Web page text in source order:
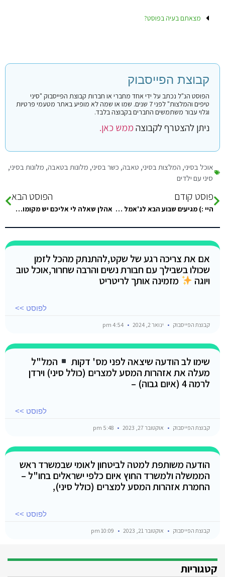
מצאתם בעיה בפוסט?
קבוצת הפייסבוק
הפוסט הנ"ל נכתב על ידי אחד מחברי או חברות קבוצת הפייסבוק "סיני
טיפים והמלצות" לפני 7 שנים. שמו או שמה לא מופיע באתר מטעמי פרטיות
וגלוי עבור משתמשים החברים בקבוצה בלבד.
ניתן להצטרף לקבוצהממש כאן.
אוכל בסיני, המלצות בסיני, טאבה, כשר בסיני, מלונות בטאבה, מלונות בסיני,
סיני עם ילדים
פוסט קודם
היי :) מגיעים שבוע הבא לג'אמל קאמפ עקב המלצות מהקבוצה (כן, יש אנשים שיודעים להשתמש בשורת החיפוש ;) ).. מה שלא…
הפוסט הבא
אהלן שאלה לי אליכם יש מקומות בסיני עם אוכל כשר? תודה לעוזרים.?
אם את צריכה רגע של שקט,להתנתק מהכל לזמן
שכולו בשבילך עם חבורת נשים והרבה שחרור,אוכל טוב
ויוגה
מזמינה אותך לריטריט
לפוסט >>
קבוצת הפייסבוק ינואר 2, 2024
שימו לב הודעה שיצאה לפני מס' דקות
המל"ל
מעלה את אזהרות המסע למצרים (כולל סיני) וירדן
לרמה 4 (איום גבוה) –
לפוסט >>
קבוצת הפייסבוק אוקטובר 27, 2023
הודעה משותפת למטה לביטחון לאומי שבמשרד ראש
הממשלה ולמשרד החוץ איום כלפי ישראלים בחו"ל –
החמרת אזהרות המסע למצרים (כולל סיני),
לפוסט >>
קבוצת הפייסבוק אוקטובר 21, 2023
קטגוריות